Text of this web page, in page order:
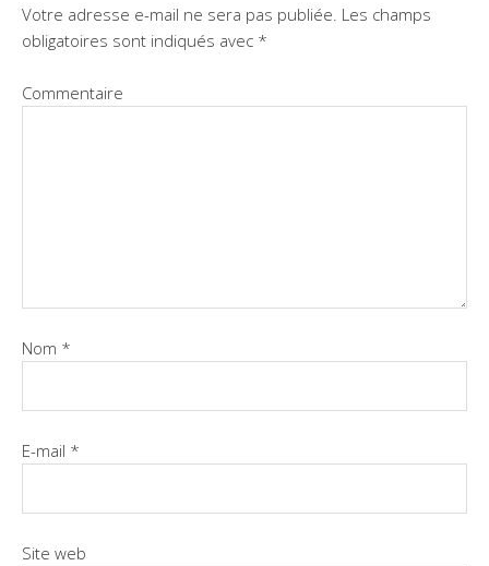
Votre adresse e-mail ne sera pas publiée. Les champs
obligatoires sont indiqués avec *
Commentaire
Nom *
E-mail *
Site web